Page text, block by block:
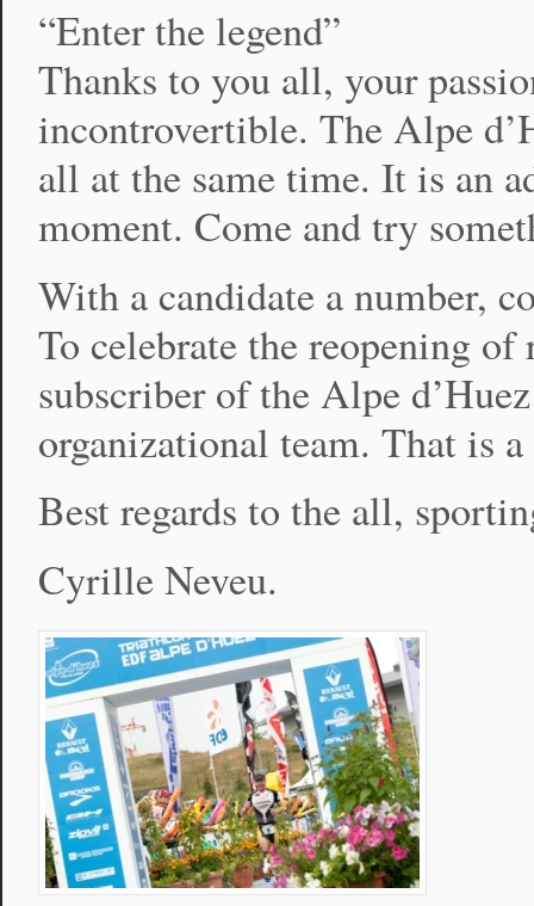
“Enter the legend”
Thanks to you all, your
incontrovertible. The Alpe
all at the same time. It is an
moment. Come and try
With a candidate a number,
To celebrate the reopening
subscriber of the Alpe
organizational team. That is
Best regards to the all,
Cyrille Neveu.